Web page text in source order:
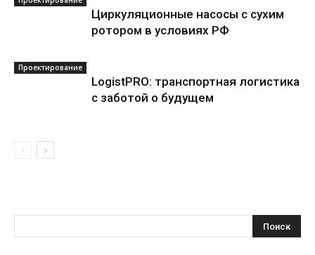
Циркуляционные насосы с сухим
ротором в условиях РФ
Проектирование
LogistPRO: транспортная логистика
с заботой о будущем